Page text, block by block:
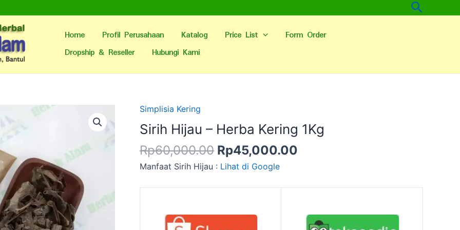
Cari
Home Profil Perusahaan Katalog Price List
Form Order
Dropship & Reseller
Hubungi Kami
Simplisia Kering
Sirih Hijau – Herba Kering 1Kg
Rp60,000.00
aslinya
adalah:
Rp60,000.00.
Rp45,000.00
saat
ini
Manfaat Sirih Hijau : Lihat di Google